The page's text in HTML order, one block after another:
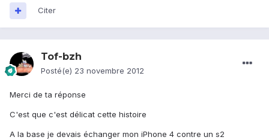
Citer
Tof-bzh
Posté(e) 23 novembre 2012
Merci de ta réponse
C'est que c'est délicat cette histoire
A la base je devais échanger mon iPhone 4 contre un s2